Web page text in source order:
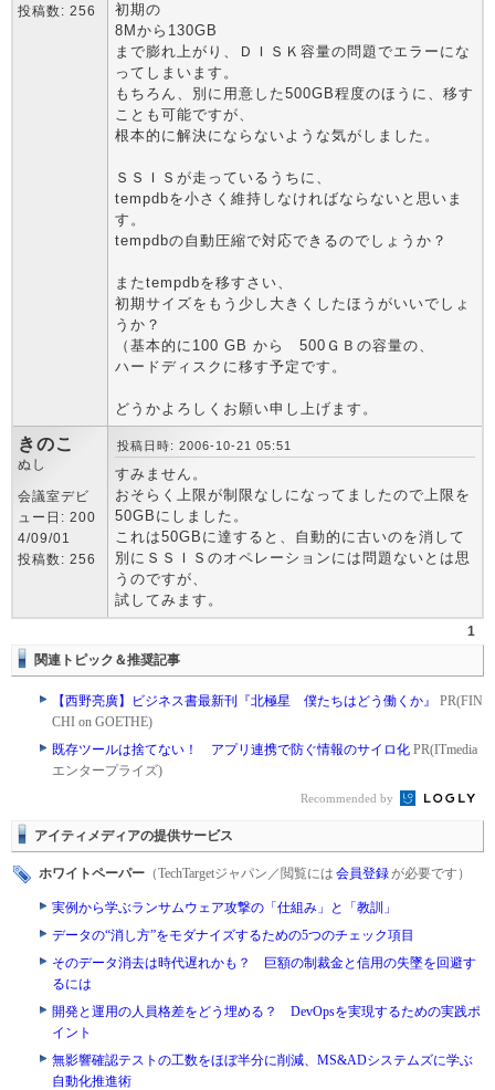
投稿数: 256
初期の
8Mから130GB
まで膨れ上がり、ＤＩＳＫ容量の問題でエラーにな
ってしまいます。
もちろん、別に用意した500GB程度のほうに、移す
ことも可能ですが、
根本的に解決にならないような気がしました。
ＳＳＩＳが走っているうちに、
tempdbを小さく維持しなければならないと思いま
す。
tempdbの自動圧縮で対応できるのでしょうか？
またtempdbを移すさい、
初期サイズをもう少し大きくしたほうがいいでしょ
うか？
（基本的に100 GB から 500ＧＢの容量の、
ハードディスクに移す予定です。
どうかよろしくお願い申し上げます。
きのこ
ぬし
会議室デビ
ュー日: 200
4/09/01
投稿数: 256
投稿日時: 2006-10-21 05:51
すみません。
おそらく上限が制限なしになってましたので上限を
50GBにしました。
これは50GBに達すると、自動的に古いのを消して
別にＳＳＩＳのオペレーションには問題ないとは思
うのですが、
試してみます。
1
関連トピック＆推奨記事
【西野亮廣】ビジネス書最新刊『北極星 僕たちはどう働くか』 PR(FIN
CHI on GOETHE)
既存ツールは捨てない！ アプリ連携で防ぐ情報のサイロ化 PR(ITmedia
エンタープライズ)
Recommended by
アイティメディアの提供サービス
ホワイトペーパー （TechTargetジャパン／閲覧には 会員登録が必要です）
実例から学ぶランサムウェア攻撃の「仕組み」と「教訓」
データの“消し方”をモダナイズするための5つのチェック項目
そのデータ消去は時代遅れかも？ 巨額の制裁金と信用の失墜を回避す
るには
開発と運用の人員格差をどう埋める？ DevOpsを実現するための実践ポ
イント
無影響確認テストの工数をほぼ半分に削減、MS&ADシステムズに学ぶ
自動化推進術